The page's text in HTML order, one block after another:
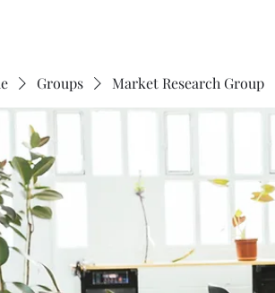
Groups Market Research Group